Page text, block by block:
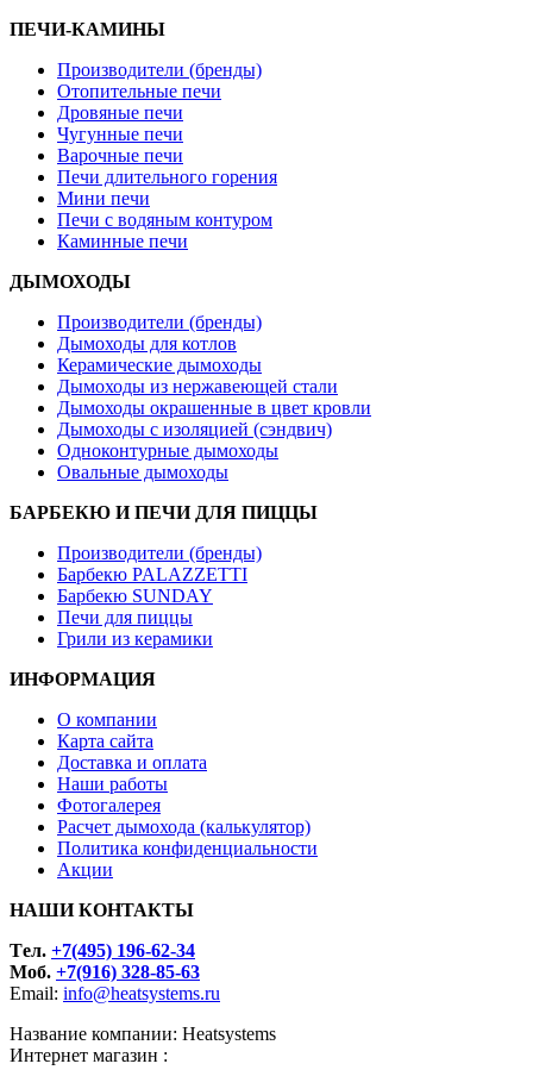
ПЕЧИ-КАМИНЫ
Производители (бренды)
Отопительные печи
Дровяные печи
Чугунные печи
Варочные печи
Печи длительного горения
Мини печи
Печи с водяным контуром
Каминные печи
ДЫМОХОДЫ
Производители (бренды)
Дымоходы для котлов
Керамические дымоходы
Дымоходы из нержавеющей стали
Дымоходы окрашенные в цвет кровли
Дымоходы с изоляцией (сэндвич)
Одноконтурные дымоходы
Овальные дымоходы
БАРБЕКЮ И ПЕЧИ ДЛЯ ПИЦЦЫ
Производители (бренды)
Барбекю PALAZZETTI
Барбекю SUNDAY
Печи для пиццы
Грили из керамики
ИНФОРМАЦИЯ
О компании
Карта сайта
Доставка и оплата
Наши работы
Фотогалерея
Расчет дымохода (калькулятор)
Политика конфиденциальности
Акции
НАШИ КОНТАКТЫ
Tел. +7(495) 196-62-34
Моб. +7(916) 328-85-63
Email: info@heatsystems.ru
Название компании: Heatsystems
Интернет магазин :